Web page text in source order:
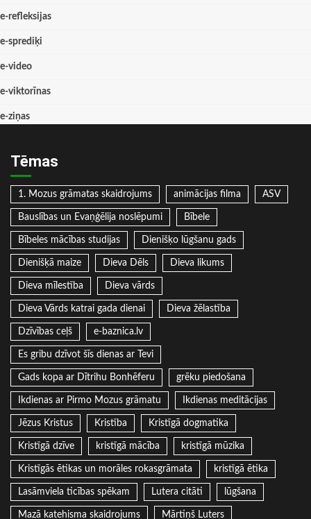
e-refleksijas
e-sprediķi
e-video
e-viktorīnas
e-ziņas
Tēmas
1. Mozus grāmatas skaidrojums animācijas filma ASV
Bauslības un Evaņģēlija noslēpumi Bībele
Bībeles mācības studijas Dienišķo lūgšanu gads
Dienišķā maize Dieva Dēls Dieva likums
Dieva mīlestība Dieva vārds
Dieva Vārds katrai gada dienai Dieva žēlastība
Dzīvības ceļš e-baznica.lv
Es gribu dzīvot šīs dienas ar Tevi
Gads kopa ar Dītrihu Bonhēferu grēku piedošana
Ikdienas ar Pirmo Mozus grāmatu Ikdienas meditācijas
Jēzus Kristus Kristība Kristīgā dogmatika
Kristīgā dzīve kristīgā mācība kristīgā mūzika
Kristīgās ētikas un morāles rokasgrāmata kristīgā ētika
Lasāmviela ticības spēkam Lutera citāti lūgšana
Mazā katehisma skaidrojums Mārtiņš Luters